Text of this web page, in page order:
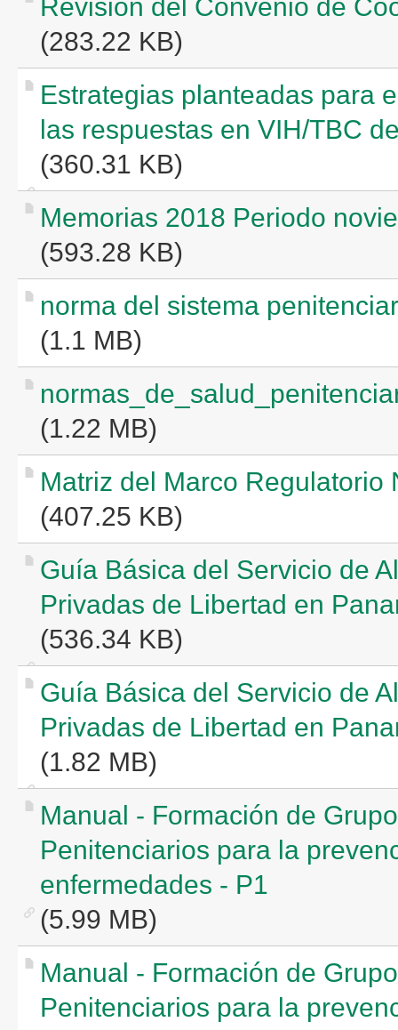
(283.22 KB)
Estrategias planteadas para
las respuestas en VIH/TBC
(360.31 KB)
Memorias 2018 Periodo
(593.28 KB)
norma del sistema
(1.1 MB)
(1.22 MB)
Matriz del Marco Regulatorio
(407.25 KB)
Guía Básica del Servicio de
Privadas de Libertad en
(536.34 KB)
Guía Básica del Servicio de
Privadas de Libertad en
(1.82 MB)
Manual - Formación de
Penitenciarios para la
enfermedades - P1
(5.99 MB)
Manual - Formación de
Penitenciarios para la